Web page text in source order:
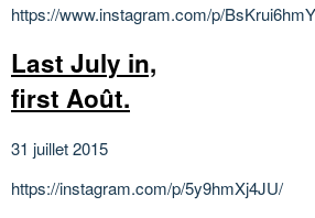
https://www.instagram.com/p/
Last July in,
first Août.
31 juillet 2015
https://instagram.com/p/5y9hmXj4JU/